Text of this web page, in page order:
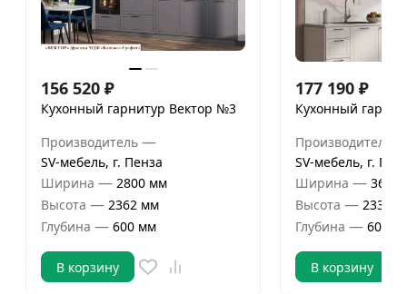
156 520 ₽
Кухонный гарнитур Вектор №3
Производитель —
SV-мебель, г. Пенза
Ширина — 2800 мм
Высота — 2362 мм
Глубина — 600 мм
В корзину
177 190 ₽
Кухонный
Производитель
SV-мебель, г.
Ширина — 3600
Высота — 2332
Глубина — 600
В корзину